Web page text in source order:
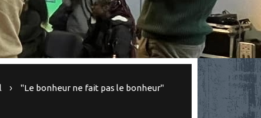
"Le bonheur ne fait pas le bonheur"